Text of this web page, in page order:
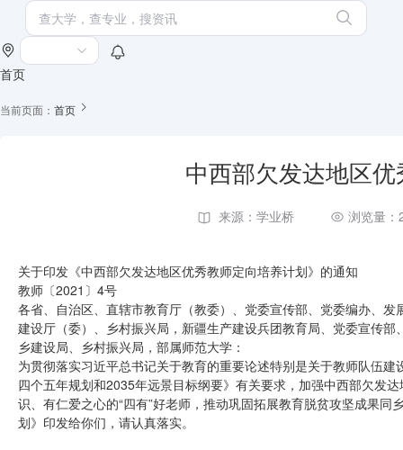
首页
当前页面： 首页
中西部欠发达地区
来源：学业桥 浏览量：
关于印发《中西部欠发达地区优秀教师定向培养计划》的通知
教师〔2021〕4号
各省、自治区、直辖市教育厅（教委）、党委宣传部、党委编办、
建设厅（委）、乡村振兴局，新疆生产建设兵团教育局、党委宣传
乡建设局、乡村振兴局，部属师范大学：
为贯彻落实习近平总书记关于教育的重要论述特别是关于教师队伍
四个五年规划和2035年远景目标纲要》有关要求，加强中西部欠发
识、有仁爱之心的“四有”好老师，推动巩固拓展教育脱贫攻坚成果
划》印发给你们，请认真落实。